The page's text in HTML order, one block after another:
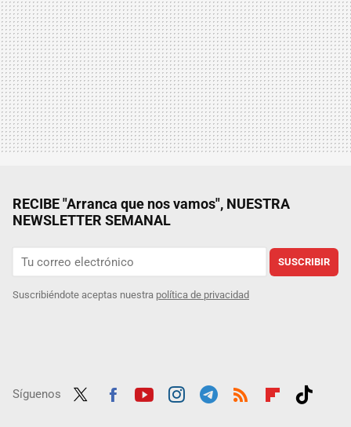
RECIBE "Arranca que nos vamos", NUESTRA
NEWSLETTER SEMANAL
SUSCRIBIR
Suscribiéndote aceptas nuestra política de privacidad
Síguenos